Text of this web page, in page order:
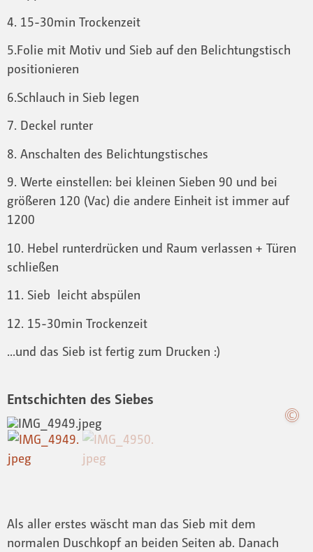
4. 15-30min Trockenzeit
5.Folie mit Motiv und Sieb auf den Belichtungstisch
positionieren
6.Schlauch in Sieb legen
7. Deckel runter
8. Anschalten des Belichtungstisches
9. Werte einstellen: bei kleinen Sieben 90 und bei
größeren 120 (Vac) die andere Einheit ist immer auf
1200
10. Hebel runterdrücken und Raum verlassen + Türen
schließen
11. Sieb leicht abspülen
12. 15-30min Trockenzeit
...und das Sieb ist fertig zum Drucken :)
Entschichten des Siebes
Als aller erstes wäscht man das Sieb mit dem
normalen Duschkopf an beiden Seiten ab. Danach